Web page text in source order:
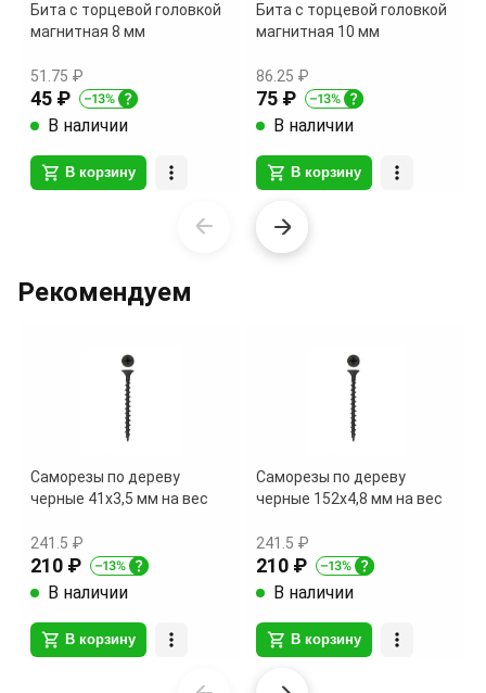
Рекомендуем
Саморезы по дереву
черные 41х3,5 мм на вес
241.5 ₽
210 ₽
В наличии
В корзину
Саморезы по дереву
черные 152х4,8 мм на вес
241.5 ₽
210 ₽
В наличии
В корзину
Бита с торцевой головкой
магнитная 8 мм
51.75 ₽
45 ₽
В наличии
В корзину
Бита с торцевой головкой
магнитная 10 мм
86.25 ₽
75 ₽
В наличии
В корзину
of
14